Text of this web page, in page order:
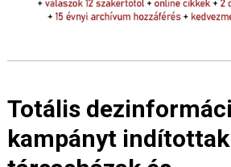
Totális
kampányt